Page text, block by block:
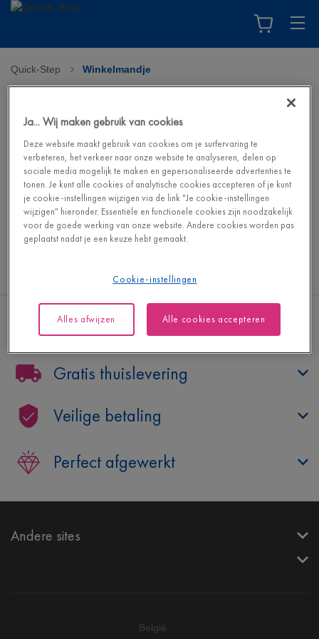
Quick-Step > Winkelmandje
Je winkelmandje is leeg. Ga naar de webshop om je droomvloer
en de bijbehorende accessoires te vinden.
Ga naar de webshop
Hulp nodig?
Gratis thuislevering
Veilige betaling
Perfect afgewerkt
Andere sites
België
Ja... Wij maken gebruik van cookies
Deze website maakt gebruik van cookies om je surfervaring te
verbeteren, het verkeer naar onze website te analyseren, delen op
sociale media mogelijk te maken en gepersonaliseerde advertenties te
tonen. Je kunt alle cookies of analytische cookies accepteren of je kunt
je cookie-instellingen wijzigen via de link "Je cookie-instellingen
wijzigen" hieronder. Essentiële en functionele cookies zijn noodzakelijk
voor de goede werking van onze website. Andere cookies worden pas
geplaatst nadat je een keuze hebt gemaakt.
Cookie-instellingen
Alles afwijzen Alle cookies accepteren